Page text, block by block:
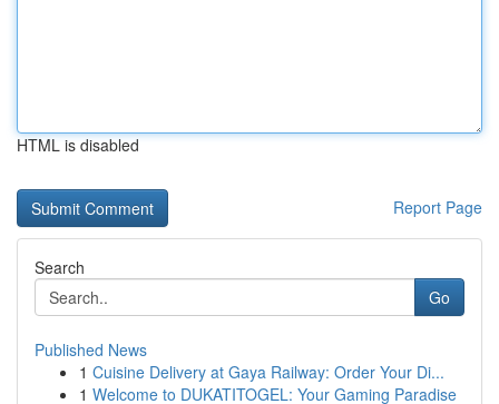
HTML is disabled
Report Page
Search
Go
Published News
1 Cuisine Delivery at Gaya Railway: Order Your Di...
1 Welcome to DUKATITOGEL: Your Gaming Paradise